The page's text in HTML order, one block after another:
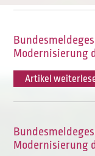
Modernisierung
Artikel
Modernisierung